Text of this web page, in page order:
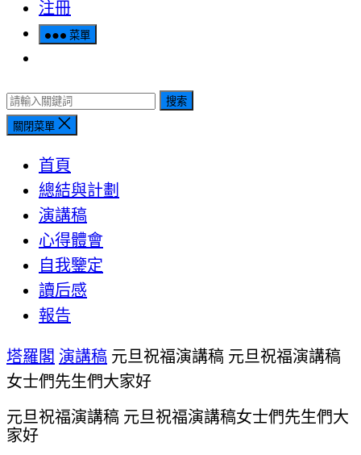
注冊
菜單
搜索
關閉菜單
首頁
總結與計劃
演講稿
心得體會
自我鑒定
讀后感
報告
塔羅閣 演講稿 元旦祝福演講稿 元旦祝福演講稿
女士們先生們大家好
元旦祝福演講稿 元旦祝福演講稿女士們先生們大
家好